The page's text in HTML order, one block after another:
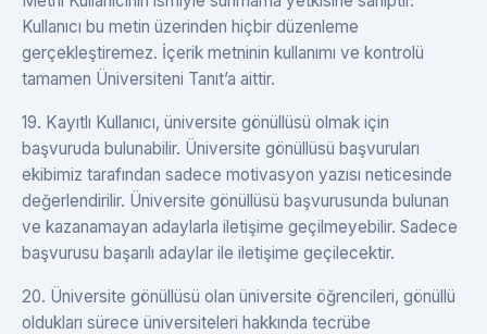
Kullanıcı bu metin üzerinden hiçbir düzenleme
gerçekleştiremez. İçerik metninin kullanımı ve kontrolü
tamamen Üniversiteni Tanıt’a aittir.
19. Kayıtlı Kullanıcı, üniversite gönüllüsü olmak için
başvuruda bulunabilir. Üniversite gönüllüsü başvuruları
ekibimiz tarafından sadece motivasyon yazısı neticesinde
değerlendirilir. Üniversite gönüllüsü başvurusunda bulunan
ve kazanamayan adaylarla iletişime geçilmeyebilir. Sadece
başvurusu başarılı adaylar ile iletişime geçilecektir.
20. Üniversite gönüllüsü olan üniversite öğrencileri, gönüllü
oldukları sürece üniversiteleri hakkında tecrübe